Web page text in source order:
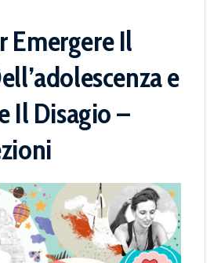
Emergere Il
e
Il Disagio –